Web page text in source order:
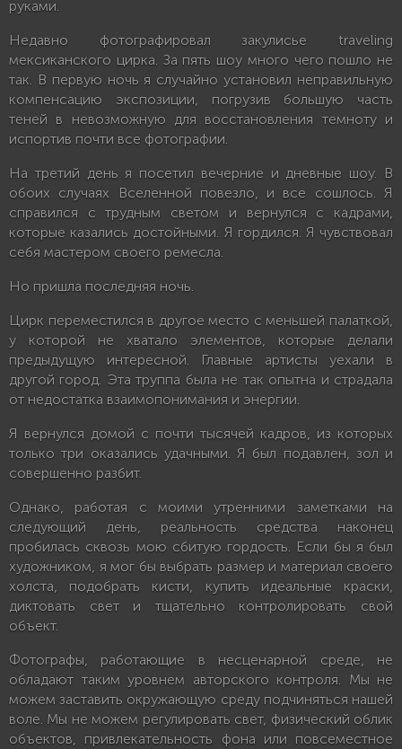
руками.
Недавно фотографировал закулисье traveling
мексиканского цирка. За пять шоу много чего пошло не
так. В первую ночь я случайно установил неправильную
компенсацию экспозиции, погрузив большую часть
теней в невозможную для восстановления темноту и
испортив почти все фотографии.
На третий день я посетил вечерние и дневные шоу. В
обоих случаях Вселенной повезло, и все сошлось. Я
справился с трудным светом и вернулся с кадрами,
которые казались достойными. Я гордился. Я чувствовал
себя мастером своего ремесла.
Но пришла последняя ночь.
Цирк переместился в другое место с меньшей палаткой,
у которой не хватало элементов, которые делали
предыдущую интересной. Главные артисты уехали в
другой город. Эта труппа была не так опытна и страдала
от недостатка взаимопонимания и энергии.
Я вернулся домой с почти тысячей кадров, из которых
только три оказались удачными. Я был подавлен, зол и
совершенно разбит.
Однако, работая с моими утренними заметками на
следующий день, реальность средства наконец
пробилась сквозь мою сбитую гордость. Если бы я был
художником, я мог бы выбрать размер и материал своего
холста, подобрать кисти, купить идеальные краски,
диктовать свет и тщательно контролировать свой
объект.
Фотографы, работающие в несценарной среде, не
обладают таким уровнем авторского контроля. Мы не
можем заставить окружающую среду подчиняться нашей
воле. Мы не можем регулировать свет, физический облик
объектов, привлекательность фона или повсеместное